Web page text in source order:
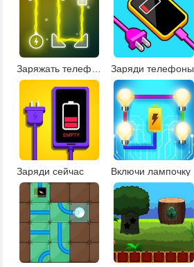
Заряди телефоны
Заряди сейчас Включи лампочку